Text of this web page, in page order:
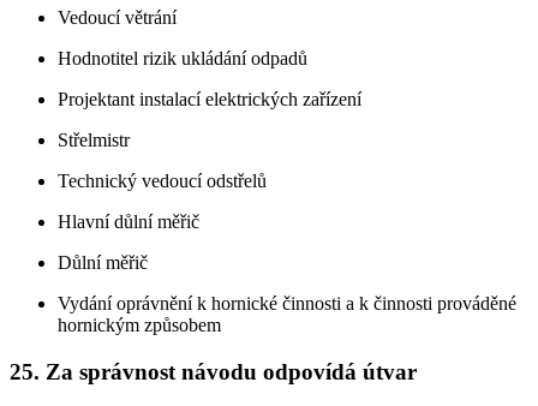
Vedoucí větrání
Hodnotitel rizik ukládání odpadů
Projektant instalací elektrických zařízení
Střelmistr
Technický vedoucí odstřelů
Hlavní důlní měřič
Důlní měřič
Vydání oprávnění k hornické činnosti a k činnosti prováděné
hornickým způsobem
25. Za správnost návodu odpovídá útvar